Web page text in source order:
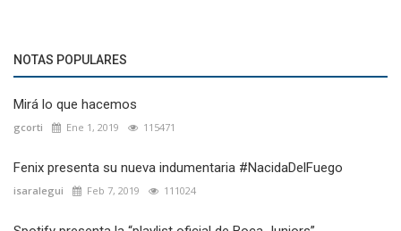
NOTAS POPULARES
Mirá lo que hacemos
gcorti Ene 1, 2019 115471
Fenix presenta su nueva indumentaria #NacidaDelFuego
isaralegui Feb 7, 2019 111024